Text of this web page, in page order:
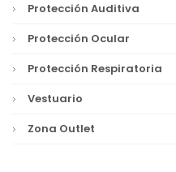
Protección Auditiva
Protección Ocular
Protección Respiratoria
Vestuario
Zona Outlet